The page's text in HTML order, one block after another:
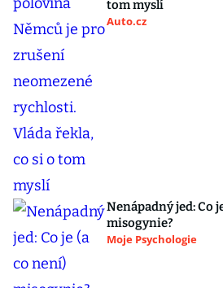
tom myslí
Auto.cz
Nenápadný jed: Co
misogynie?
Moje Psychologie